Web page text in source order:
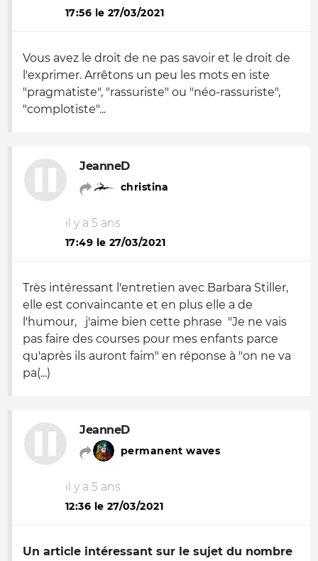
17:56 le 27/03/2021
Vous avez le droit de ne pas savoir et le droit de
l'exprimer. Arrêtons un peu les mots en iste
"pragmatiste", "rassuriste" ou "néo-rassuriste",
"complotiste"...
JeanneD
christina
il y a 5 ans
17:49 le 27/03/2021
Très intéressant l'entretien avec Barbara Stiller,
elle est convaincante et en plus elle a de
l'humour, j'aime bien cette phrase "Je ne vais
pas faire des courses pour mes enfants parce
qu'après ils auront faim" en réponse à "on ne va
pa(...)
JeanneD
permanent waves
il y a 5 ans
12:36 le 27/03/2021
Un article intéressant sur le sujet du nombre